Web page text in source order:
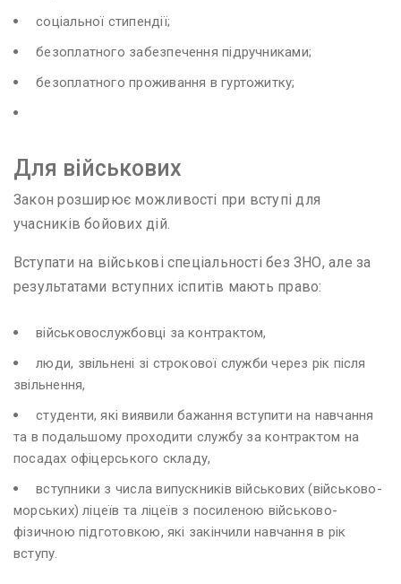
соціальної стипендії;
безоплатного забезпечення підручниками;
безоплатного проживання в гуртожитку;
Для військових
Закон розширює можливості при вступі для
учасників бойових дій.
Вступати на військові спеціальності без ЗНО, але за
результатами вступних іспитів мають право:
військовослужбовці за контрактом,
люди, звільнені зі строкової служби через рік після
звільнення,
студенти, які виявили бажання вступити на навчання
та в подальшому проходити службу за контрактом на
посадах офіцерського складу,
вступники з числа випускників військових (військово-
морських) ліцеїв та ліцеїв з посиленою військово-
фізичною підготовкою, які закінчили навчання в рік
вступу.